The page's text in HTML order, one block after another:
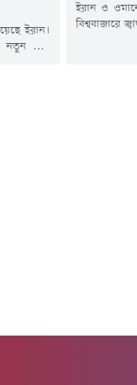
ইরান।
নতুন করে
ইরান ও
বিশ্ববাজারে